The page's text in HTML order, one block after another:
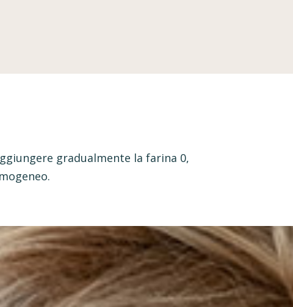
gradualmente la farina 0,